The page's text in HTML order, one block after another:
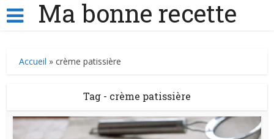
Ma bonne recette
Accueil »crème patissière
Tag - crème patissière